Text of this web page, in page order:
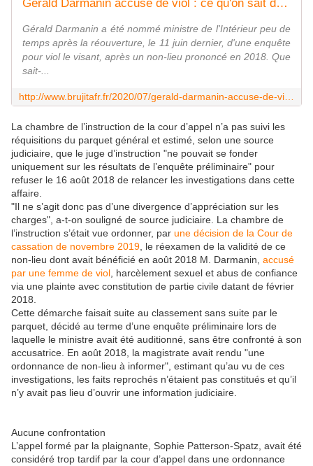
Gérald Darmanin accusé de viol : ce qu'on sait de l'affaire - MOINS de BIENS PLUS de LIENS
Gérald Darmanin a été nommé ministre de l'Intérieur peu de
temps après la réouverture, le 11 juin dernier, d'une enquête
pour viol le visant, après un non-lieu prononcé en 2018. Que
sait-...
La chambre de l’instruction de la cour d’appel n’a pas suivi les
réquisitions du parquet général et estimé, selon une source
judiciaire, que le juge d’instruction "ne pouvait se fonder
uniquement sur les résultats de l’enquête préliminaire" pour
refuser le 16 août 2018 de relancer les investigations dans cette
affaire.
"Il ne s’agit donc pas d’une divergence d’appréciation sur les
charges", a-t-on souligné de source judiciaire. La chambre de
l’instruction s’était vue ordonner, par une décision de la Cour de
cassation de novembre 2019 , le réexamen de la validité de ce
non-lieu dont avait bénéficié en août 2018 M. Darmanin, accusé
par une femme de viol , harcèlement sexuel et abus de confiance
via une plainte avec constitution de partie civile datant de février
2018.
Cette démarche faisait suite au classement sans suite par le
parquet, décidé au terme d’une enquête préliminaire lors de
laquelle le ministre avait été auditionné, sans être confronté à son
accusatrice. En août 2018, la magistrate avait rendu "une
ordonnance de non-lieu à informer", estimant qu’au vu de ces
investigations, les faits reprochés n’étaient pas constitués et qu’il
n’y avait pas lieu d’ouvrir une information judiciaire.
Aucune confrontation
L’appel formé par la plaignante, Sophie Patterson-Spatz, avait été
considéré trop tardif par la cour d’appel dans une ordonnance